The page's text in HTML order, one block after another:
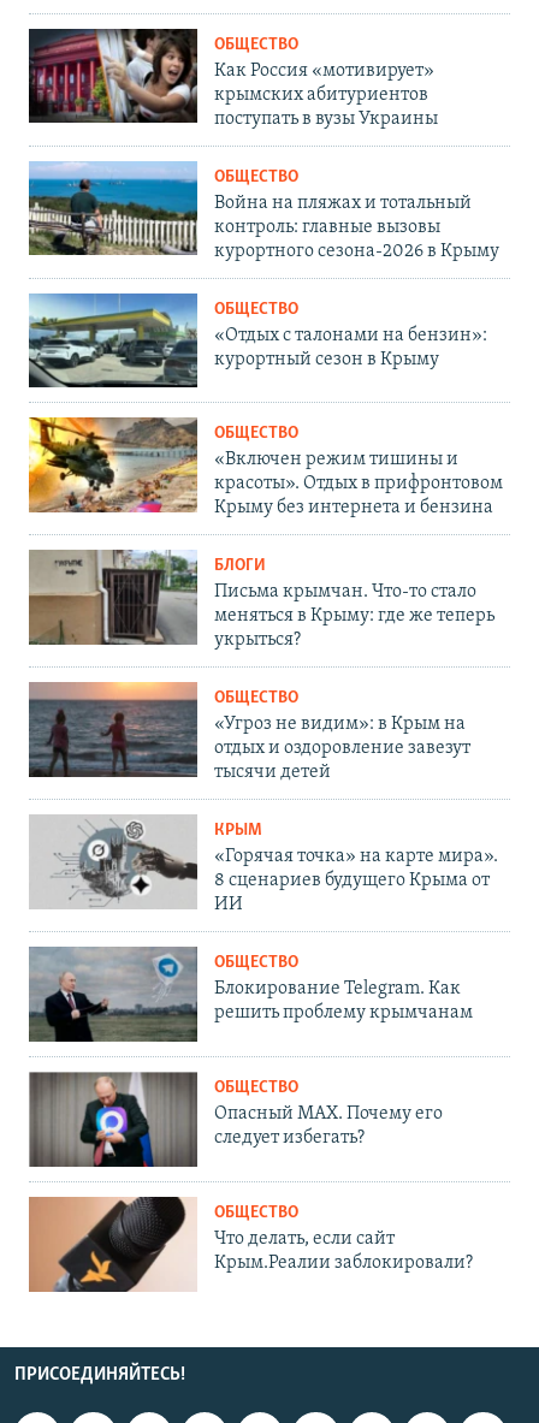
ОБЩЕСТВО
Как Россия «мотивирует»
крымских абитуриентов
поступать в вузы Украины
ОБЩЕСТВО
Война на пляжах и тотальный
контроль: главные вызовы
курортного сезона-2026 в Крыму
ОБЩЕСТВО
«Отдых с талонами на бензин»:
курортный сезон в Крыму
ОБЩЕСТВО
«Включен режим тишины и
красоты». Отдых в прифронтовом
Крыму без интернета и бензина
БЛОГИ
Письма крымчан. Что-то стало
меняться в Крыму: где же теперь
укрыться?
ОБЩЕСТВО
«Угроз не видим»: в Крым на
отдых и оздоровление завезут
тысячи детей
КРЫМ
«Горячая точка» на карте мира».
8 сценариев будущего Крыма от
ИИ
ОБЩЕСТВО
Блокирование Telegram. Как
решить проблему крымчанам
ОБЩЕСТВО
Опасный MAX. Почему его
следует избегать?
ОБЩЕСТВО
Что делать, если сайт
Крым.Реалии заблокировали?
ПРИСОЕДИНЯЙТЕСЬ!